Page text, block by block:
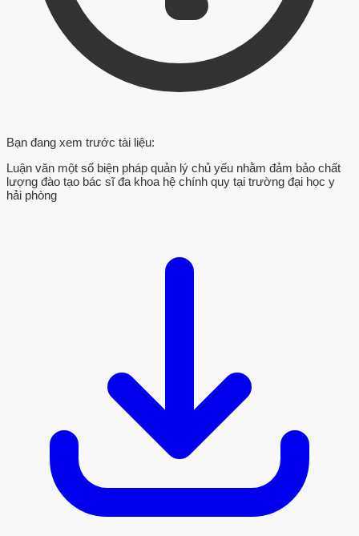
Bạn đang xem trước tài liệu:
Luận văn một số biện pháp quản lý chủ yếu nhằm đảm bảo chất
lượng đào tạo bác sĩ đa khoa hệ chính quy tại trường đại học y
hải phòng